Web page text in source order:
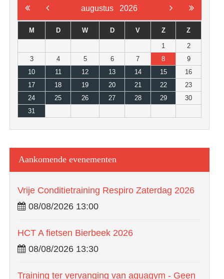
augustus 2026
M D W D V Z Z
1
2
3
4 5 6 7 8
9
10
11 12 13 14 15
16
17
18 19 20 21 22
23
24
25 26 27 28 29
30
31
Aankomende evenementen
Vrije Conditietraining Respiro Zaterdag 2026
08/08/2026 13:00
HCT A fietsen Bierbeek 2026
08/08/2026 13:30
Training ter vervanging van aquagym - Geen